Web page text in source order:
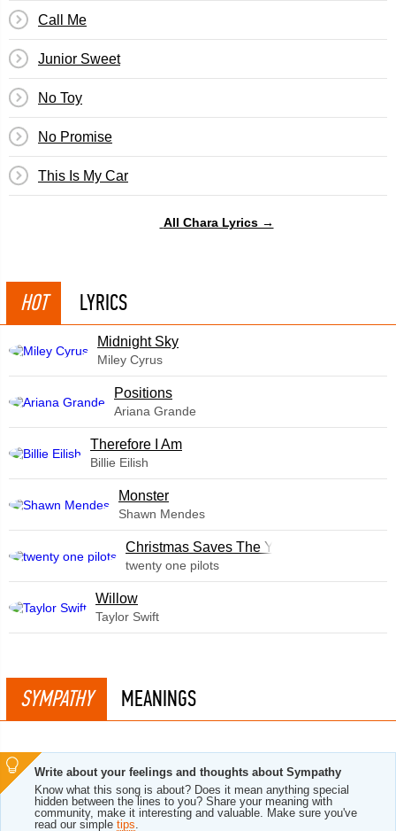
Call Me
Junior Sweet
No Toy
No Promise
This Is My Car
All Chara Lyrics →
HOT LYRICS
Midnight Sky
Miley Cyrus
​Positions
Ariana Grande
Therefore I Am
Billie Eilish
Monster
Shawn Mendes
Christmas Saves The Year
twenty one pilots
Willow
Taylor Swift
SYMPATHY MEANINGS
Write about your feelings and thoughts about Sympathy
Know what this song is about? Does it mean anything special
hidden between the lines to you? Share your meaning with
community, make it interesting and valuable. Make sure you've
read our simple tips.